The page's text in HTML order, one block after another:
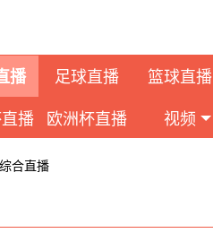
播 足球直播 篮球直播
播 欧洲杯直播 视频
综合直播